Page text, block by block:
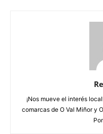
¡Nos mueve el interés
comarcas de O Val Miñor y